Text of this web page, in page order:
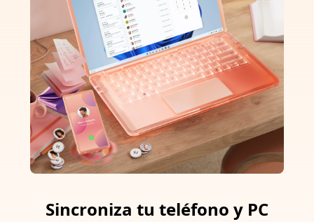
Sincroniza tu teléfono y PC